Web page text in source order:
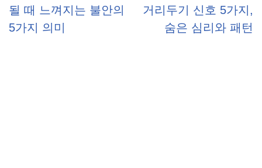
될 때 느껴지는 불안의
5가지 의미
거리두기 신호 5가지,
숨은 심리와 패턴